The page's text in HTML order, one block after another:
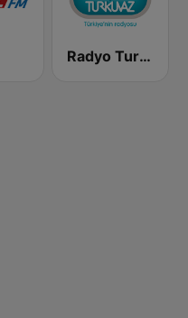
Radyo Turkuvaz